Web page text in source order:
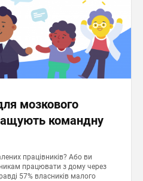
мозкового
командну
працівників? Або ви
працювати з дому через
57% власників малого